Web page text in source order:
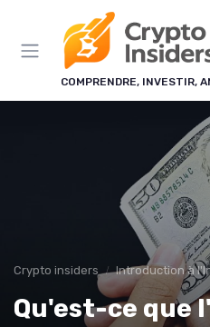
COMPRENDRE, INVESTIR,
Crypto insiders Introduction à
Qu'est-ce que
Panneau de gestion des cookies